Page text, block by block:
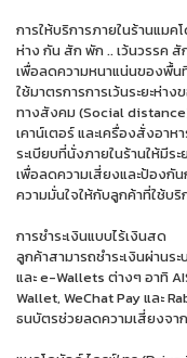
การให้บริการภายในร้านแม
ห่าง กัน สัก พัก .. เว้นวรรค สั
เพื่อลดความหนาแน่นของพื้น
ใช้มาตรการการเว้นระยะห่า
ทางสังคม (Social
เคาน์เตอร์ และเครื่องสั่งอ
ระเบียบที่นั่งภายในร้านให้มีร
เพื่อลดความเสี่ยงและป้องกั
ความมั่นใจให้กับลูกค้าที่ใช้บ
การชำระเงินแบบไร้เงินสด
ลูกค้าสามารถชำระเงินผ่าน
และ e-Wallets ต่างๆ อาทิ
Wallet, WeChat Pay และ
ธนบัตรช่วยลดความเสี่ยงจา